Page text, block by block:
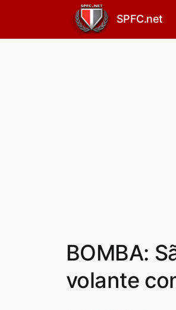
SPFC.net
BOMBA:
volante